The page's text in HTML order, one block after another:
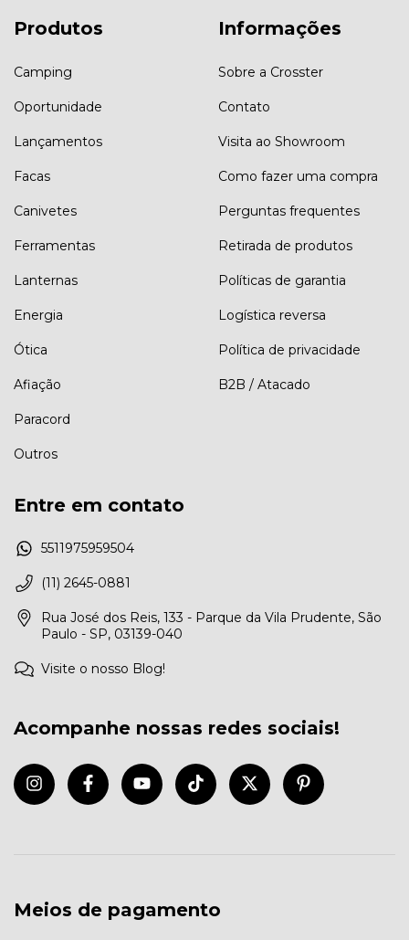
Produtos
Camping
Oportunidade
Lançamentos
Facas
Canivetes
Ferramentas
Lanternas
Energia
Ótica
Afiação
Paracord
Outros
Informações
Sobre a Crosster
Contato
Visita ao Showroom
Como fazer uma compra
Perguntas frequentes
Retirada de produtos
Políticas de garantia
Logística reversa
Política de privacidade
B2B / Atacado
Entre em contato
5511975959504
(11) 2645-0881
Rua José dos Reis, 133 - Parque da Vila Prudente, São
Paulo - SP, 03139-040
Visite o nosso Blog!
Acompanhe nossas redes sociais!
Meios de pagamento